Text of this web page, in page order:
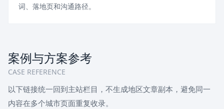
词、落地页和沟通路径。
案例与方案参考
CASE REFERENCE
以下链接统一回到主站栏目，不生成地区文章副本，避免同一
内容在多个城市页面重复收录。